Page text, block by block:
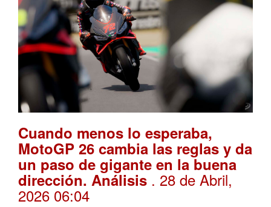
Cuando menos lo esperaba,
MotoGP 26 cambia las reglas y da
un paso de gigante en la buena
dirección. Análisis . 28 de Abril,
2026 06:04